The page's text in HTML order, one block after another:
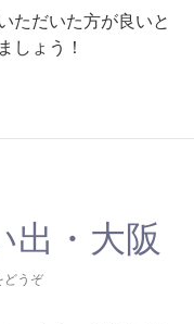
ただいた方が良いと
しょう！
出・大阪
どうぞ